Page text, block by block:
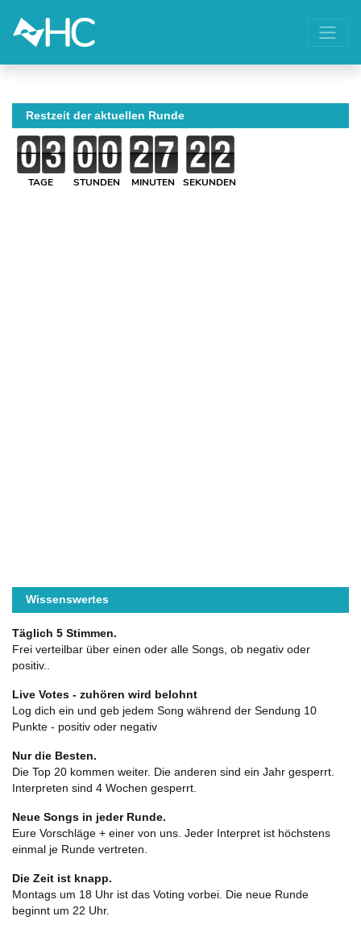
Restzeit der aktuellen Runde
TAGE STUNDEN MINUTEN SEKUNDEN
Wissenswertes
Täglich 5 Stimmen.
Frei verteilbar über einen oder alle Songs, ob negativ oder
positiv..
Live Votes - zuhören wird belohnt
Log dich ein und geb jedem Song während der Sendung 10
Punkte - positiv oder negativ
Nur die Besten.
Die Top 20 kommen weiter. Die anderen sind ein Jahr gesperrt.
Interpreten sind 4 Wochen gesperrt.
Neue Songs in jeder Runde.
Eure Vorschläge + einer von uns. Jeder Interpret ist höchstens
einmal je Runde vertreten.
Die Zeit ist knapp.
Montags um 18 Uhr ist das Voting vorbei. Die neue Runde
beginnt um 22 Uhr.